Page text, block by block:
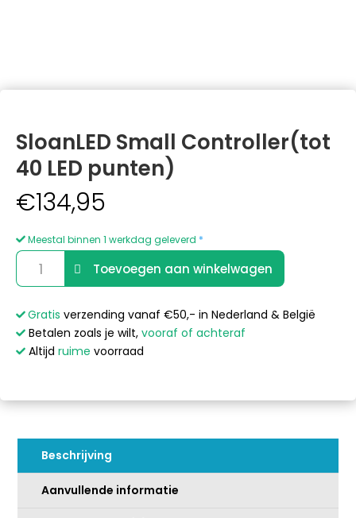
SloanLED Small Controller(tot
40 LED punten)
€134,95
Meestal binnen 1 werkdag geleverd *
SloanLED
Small
40
LED
punten)
Toevoegen aan winkelwagen
e
i
e
Gratis verzending vanaf €50,- in Nederland & België
Betalen zoals je wilt, vooraf of achteraf
Altijd ruime voorraad
Beschrijving
Aanvullende informatie